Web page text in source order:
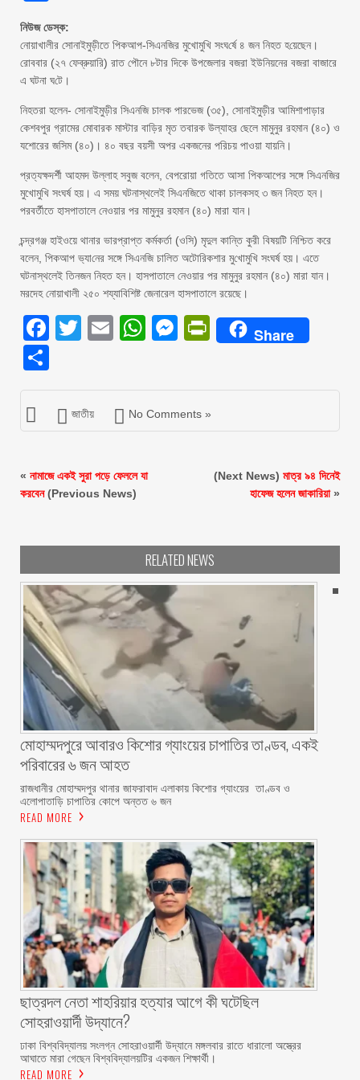
নিউজ ডেস্ক:
নোয়াখালীর সোনাইমুড়ীতে পিকআপ-সিএন‌জির মুখোমুখি সংঘ‌র্ষে ৪ জন নিহত হ‌য়েছেন।
রোববার (২৭ ফেব্রুয়ারি) রাত পৌনে ৮টার দিকে উপজেলার বজরা ইউনিয়নের বজরা বাজারে
এ ঘটনা ঘ‌টে।
নিহতরা হলেন- সোনাইমুড়ীর সিএনজি চালক পারভেজ (৩৫), সোনাইমুড়ীর আমিশাপাড়ার
কেশবপুর গ্রামের মোবারক মাস্টার বাড়ির মৃত তবারক উল্যাহর ছেলে মামুনুর রহমান (৪০) ও
যশোরের জসিম (৪০)। ৪০ বছর বয়সী অপর একজনের পরিচয় পাওয়া যায়নি।
প্রত্যক্ষদর্শী আহমদ উল্লাহ সবুজ বলেন, বেপরোয়া গতিতে আসা পিকআপের সঙ্গে সিএনজির
মুখোমুখি সংঘর্ষ হয়। এ সময় ঘটনাস্থলেই সিএনজিতে থাকা চালকসহ ৩ জন নিহত হন।
পরবর্তীতে হাসপাতালে নেওয়ার পর মামুনুর রহমান (৪০) মারা যান।
চন্দ্রগঞ্জ হাইওয়ে থানার ভারপ্রাপ্ত কর্মকর্তা (ওসি) মৃদুল কান্তি কুরী বিষয়টি নিশ্চিত করে
বলেন, পিকআপ ভ‌্যা‌নের সঙ্গে সিএন‌জি চা‌লিত অটোরিকশার মু‌খোমু‌খি সংঘর্ষ হয়। এতে
ঘটনাস্থলেই তিনজন নিহত হন। হাসপাতালে নেওয়ার পর মামুনুর রহমান (৪০) মারা যান।
মরদেহ নোয়াখালী ২৫০ শয্যাবিশিষ্ট জেনারেল হাসপাতালে রয়েছে।
Facebook
Twitter
EmailWhatsApp
Messenger
PrintFriendly
Share
জাতীয় No Comments »
« নামাজে একই সুরা পড়ে ফেললে যা
করবেন(Previous News)
(Next News) মাত্র ৯৪ দিনেই
হাফেজ হলেন জাকারিয়া»
RELATED NEWS
মোহাম্মদপুরে আবারও কিশোর গ্যাংয়ের চাপাতির তাণ্ডব, একই
পরিবারের ৬ জন আহত
রাজধানীর মোহাম্মদপুর থানার জাফরাবাদ এলাকায় কিশোর গ্যাংয়ের তাণ্ডব ও
এলোপাতাড়ি চাপাতির কোপে অন্তত ৬ জন
READ MORE
ছাত্রদল নেতা শাহরিয়ার হত্যার আগে কী ঘটেছিল
সোহরাওয়ার্দী উদ্যানে?
ঢাকা বিশ্ববিদ্যালয় সংলগ্ন সোহরাওয়ার্দী উদ্যানে মঙ্গলবার রাতে ধারালো অস্ত্রের
আঘাতে মারা গেছেন বিশ্ববিদ্যালয়টির একজন শিক্ষার্থী।
READ MORE